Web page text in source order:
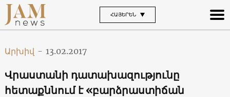
ՀԱՅԵՐԵՆ
Արխիվ - 13.02.2017
Վրաստանի դատախազությունը
հետաքննում է «բարձրաստիճան